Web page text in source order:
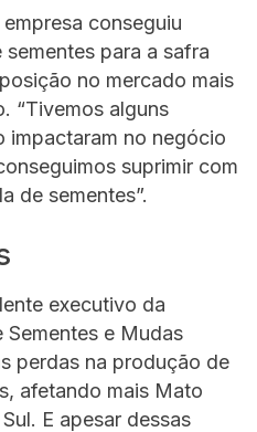
conseguiu
para a safra
no mercado mais
“Tivemos alguns
impactaram no negócio
suprimir com
de sementes”.
executivo da
Sementes e Mudas
perdas na produção de
afetando mais Mato
E apesar dessas